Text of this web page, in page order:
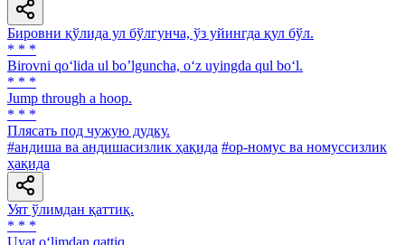
Бировни қўлида ул бўлгунча, ўз уйингда қул бўл.
* * *
Birovni qo‘lida ul bo’lguncha, o‘z uyingda qul bo‘l.
* * *
Jump through a hoop.
* * *
Плясать под чужую дудку.
#андиша ва андишасизлик ҳақида #ор-номус ва номуссизлик
ҳақида
Уят ўлимдан қаттиқ.
* * *
Uyat o‘limdan qattiq.